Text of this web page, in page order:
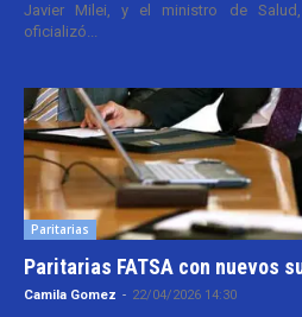
Javier Milei, y el ministro de
oficializó...
Paritarias
Paritarias FATSA con nuevos
Camila Gomez - 22/04/2026 14:30